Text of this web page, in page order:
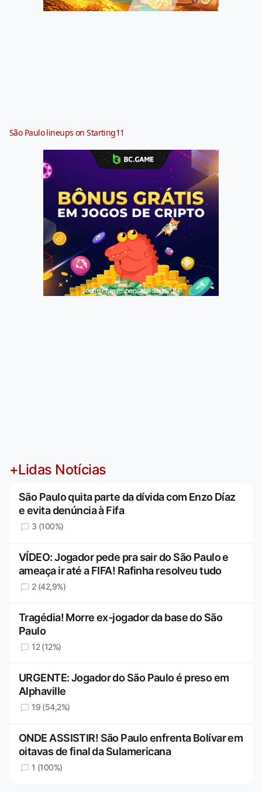
São Paulo lineups on Starting11
Jogue com responsabilidade. 18+
+Lidas Notícias
São Paulo quita parte da dívida com Enzo Díaz
e evita denúncia à Fifa
3 (100%)
VÍDEO: Jogador pede pra sair do São Paulo e
ameaça ir até a FIFA! Rafinha resolveu tudo
2 (42,9%)
Tragédia! Morre ex-jogador da base do São
Paulo
12 (12%)
URGENTE: Jogador do São Paulo é preso em
Alphaville
19 (54,2%)
ONDE ASSISTIR! São Paulo enfrenta Bolívar em
oitavas de final da Sulamericana
1 (100%)